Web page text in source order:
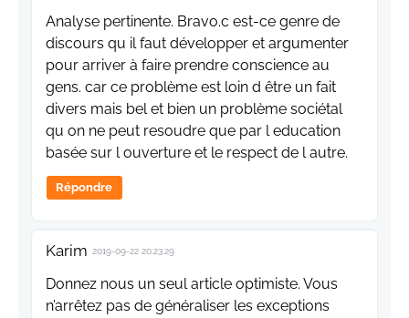
Analyse pertinente. Bravo.c est-ce genre de
discours qu il faut développer et argumenter
pour arriver à faire prendre conscience au
gens. car ce problème est loin d être un fait
divers mais bel et bien un problème sociétal
qu on ne peut resoudre que par l education
basée sur l ouverture et le respect de l autre.
Répondre
Karim 2019-09-22 20:23:29
Donnez nous un seul article optimiste. Vous
n’arrêtez pas de généraliser les exceptions